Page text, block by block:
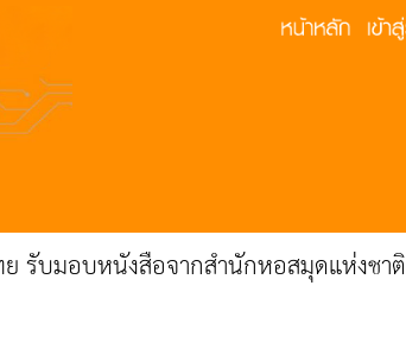
ย รับมอบหนังสือจากสำนักหอสมุดแห่งชาติ